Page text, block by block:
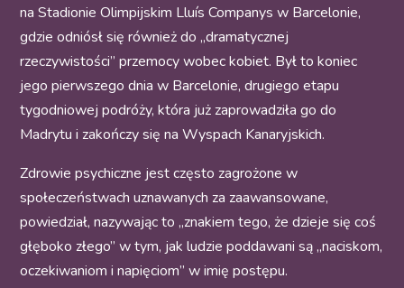
na Stadionie Olimpijskim Lluís Companys w Barcelonie,
gdzie odniósł się również do „dramatycznej
rzeczywistości” przemocy wobec kobiet. Był to koniec
jego pierwszego dnia w Barcelonie, drugiego etapu
tygodniowej podróży, która już zaprowadziła go do
Madrytu i zakończy się na Wyspach Kanaryjskich.
Zdrowie psychiczne jest często zagrożone w
społeczeństwach uznawanych za zaawansowane,
powiedział, nazywając to „znakiem tego, że dzieje się coś
głęboko złego” w tym, jak ludzie poddawani są „naciskom,
oczekiwaniom i napięciom” w imię postępu.